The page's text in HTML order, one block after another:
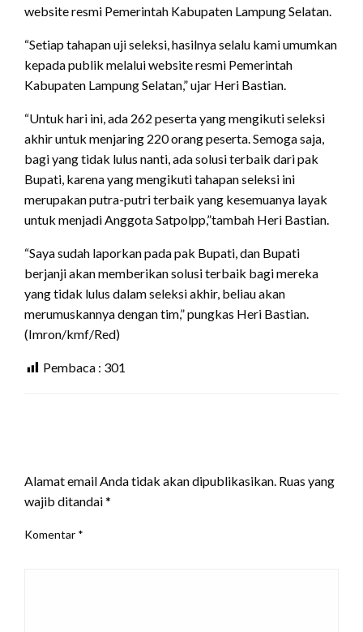
website resmi Pemerintah Kabupaten Lampung Selatan.
“Setiap tahapan uji seleksi, hasilnya selalu kami umumkan
kepada publik melalui website resmi Pemerintah
Kabupaten Lampung Selatan,” ujar Heri Bastian.
“Untuk hari ini, ada 262 peserta yang mengikuti seleksi
akhir untuk menjaring 220 orang peserta. Semoga saja,
bagi yang tidak lulus nanti, ada solusi terbaik dari pak
Bupati, karena yang mengikuti tahapan seleksi ini
merupakan putra-putri terbaik yang kesemuanya layak
untuk menjadi Anggota Satpolpp,”tambah Heri Bastian.
“Saya sudah laporkan pada pak Bupati, dan Bupati
berjanji akan memberikan solusi terbaik bagi mereka
yang tidak lulus dalam seleksi akhir, beliau akan
merumuskannya dengan tim,” pungkas Heri Bastian.
(Imron/kmf/Red)
Pembaca : 301
Alamat email Anda tidak akan dipublikasikan. Ruas yang
wajib ditandai*
Komentar *